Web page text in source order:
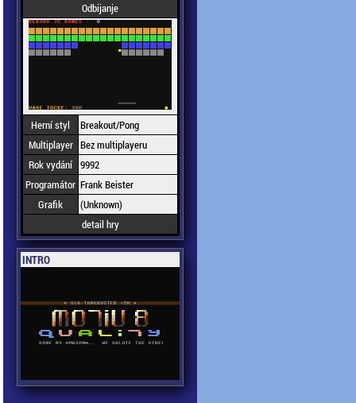
Odbijanje
Herní styl
Breakout/Pong
Multiplayer Bez multiplayeru
Rok vydání 9992
Programátor Frank Beister
Grafik
(Unknown)
detail hry
INTRO